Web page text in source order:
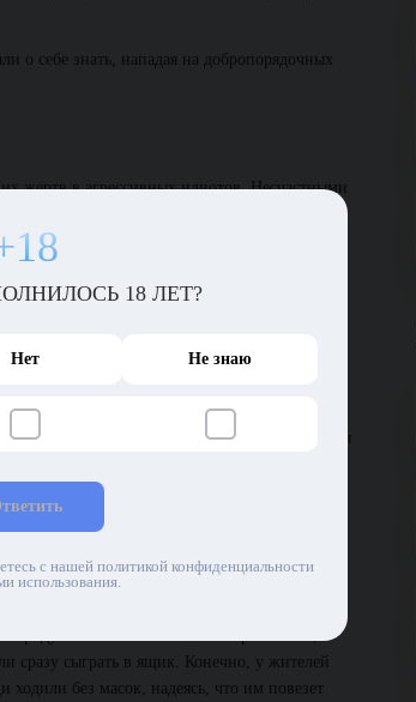
о себе знать, нападая на добропорядочных
жертв в агрессивных идиотов. Несчастными
как те обезьяны, будь они трижды неладны!
подряд. К корпорации появилось много
позже, когда закончится эпидемия.
которые подхватывал ветер и
в город или уехать оттуда, кроме ученых и
и опечатать для последующей
по всему городу.
все так же ошиваются зараженные, а
сразу сыграть в ящик. Конечно, у жителей
без масок, надеясь, что им повезет
18 ЛЕТ?
Нет Не знаю
с нашей политикой конфиденциальности
использования.